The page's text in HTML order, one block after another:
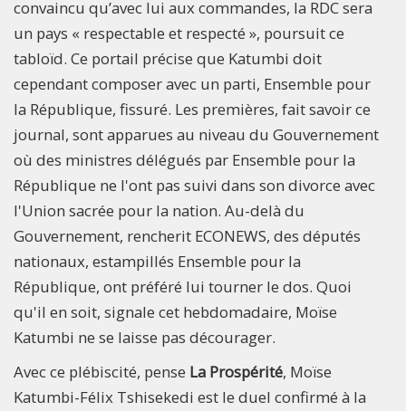
convaincu qu’avec lui aux commandes, la RDC sera
un pays « respectable et respecté », poursuit ce
tabloïd. Ce portail précise que Katumbi doit
cependant composer avec un parti, Ensemble pour
la République, fissuré. Les premières, fait savoir ce
journal, sont apparues au niveau du Gouvernement
où des ministres délégués par Ensemble pour la
République ne l'ont pas suivi dans son divorce avec
l'Union sacrée pour la nation. Au-delà du
Gouvernement, rencherit ECONEWS, des députés
nationaux, estampillés Ensemble pour la
République, ont préféré lui tourner le dos. Quoi
qu'il en soit, signale cet hebdomadaire, Moïse
Katumbi ne se laisse pas décourager.
Avec ce plébiscité, pense La Prospérité, Moïse
Katumbi-Félix Tshisekedi est le duel confirmé à la